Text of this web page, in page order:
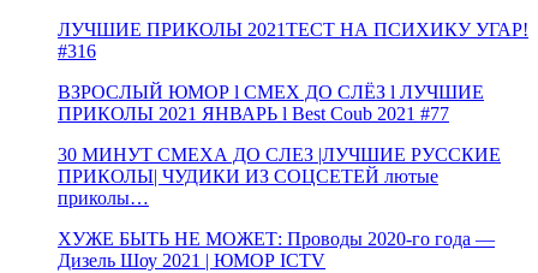
ЛУЧШИЕ ПРИКОЛЫ 2021ТЕСТ НА ПСИХИКУ УГАР!
#316
ВЗРОСЛЫЙ ЮМОР l СМЕХ ДО СЛЁЗ l ЛУЧШИЕ
ПРИКОЛЫ 2021 ЯНВАРЬ l Best Coub 2021 #77
30 МИНУТ СМЕХА ДО СЛЕЗ |ЛУЧШИЕ РУССКИЕ
ПРИКОЛЫ| ЧУДИКИ ИЗ СОЦСЕТЕЙ лютые
приколы…
ХУЖЕ БЫТЬ НЕ МОЖЕТ: Проводы 2020-го года —
Дизель Шоу 2021 | ЮМОР ICTV